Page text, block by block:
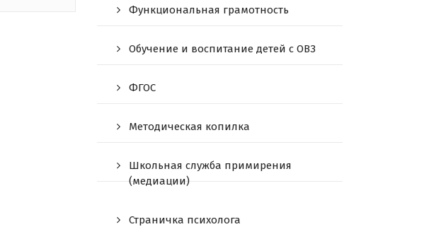
Функциональная грамотность
Обучение и воспитание детей с ОВЗ
ФГОС
Методическая копилка
Школьная служба примирения
(медиации)
Страничка психолога